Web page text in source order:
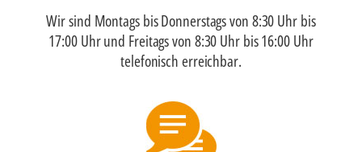
Wir sind Montags bis Donnerstags von 8:30 Uhr bis
17:00 Uhr und Freitags von 8:30 Uhr bis 16:00 Uhr
telefonisch erreichbar.